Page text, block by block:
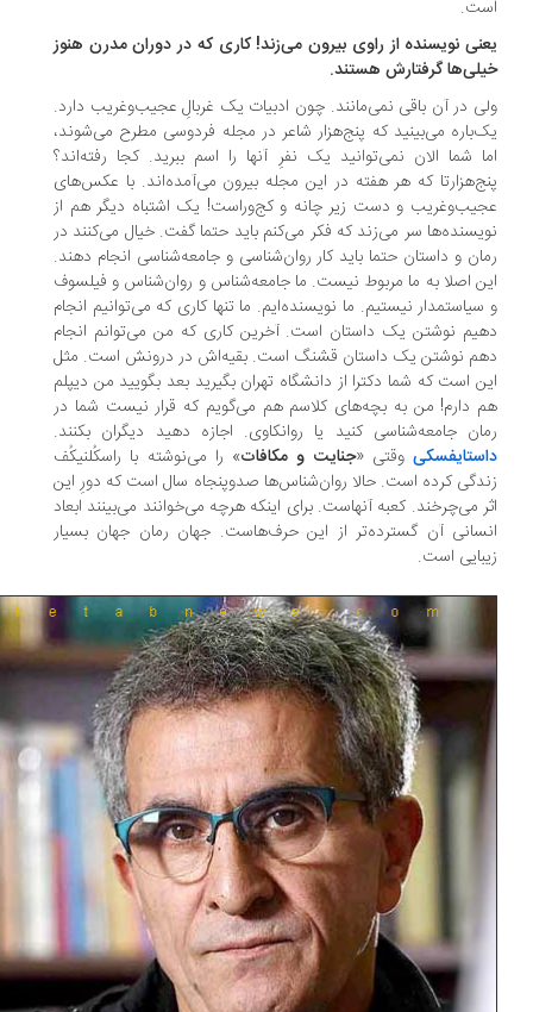
نویسنده از راوی بیرون می‌زند! کاری که در دوران مدرن هنوز
گرفتارش هستند.
در آن باقی نمی‌مانند. چون ادبیات یک غربالِ عجیب‌وغریب دارد.
می‌بینید که پنج‌هزار شاعر در مجله‌ فردوسی مطرح می‌شوند،
شما الان نمی‌توانید یک نفرِ آنها را اسم ببرید. کجا رفته‌اند؟
که هر هفته در این مجله بیرون می‌آمده‌اند. با عکس‌های
و دست زیر چانه و کج‌وراست! یک اشتباه دیگر هم از
سر می‌زند که فکر می‌کنم باید حتما گفت. خیال می‌کنند در
و داستان حتما باید کار روان‌شناسی و جامعه‌شناسی انجام دهند.
اصلا به ما مربوط نیست. ما جامعه‌شناس و روان‌شناس و فیلسوف
نیستیم. ما نویسنده‌ایم. ما تنها کاری که می‌توانیم انجام
نوشتن یک داستان است. آخرین کاری که من می‌توانم انجام
نوشتن یک داستان قشنگ است. بقیه‌اش در درونش است. مثل
است که شما دکترا از دانشگاه تهران بگیرید بعد بگویید من دیپلم
دارم! من به بچه‌های کلاسم هم می‌گویم که قرار نیست شما در
جامعه‌شناسی کنید یا روانکاوی. اجازه دهید دیگران بکنند.
وقتی «جنایت و مکافات» را می‌نوشته با راسکُلنیکُف
کرده‌ است. حالا روان‌شناس‌ها صدوپنجاه سال است که دورِ این
می‌چرخند. کعبه‌ آنهاست. برای اینکه هرچه می‌خوانند می‌بینند ابعاد
آن گسترده‌تر از این حرف‌هاست. جهان رمان جهان بسیار
ا‌ست.